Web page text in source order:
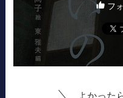
フ
よかった